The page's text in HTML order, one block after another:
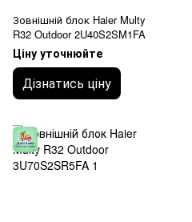
Зовнішній блок Haier Multy
R32 Outdoor 2U40S2SM1FA
Ціну уточнюйте
Дізнатись ціну